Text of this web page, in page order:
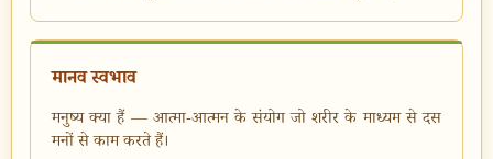
मानव स्वभाव
मनुष्य क्या हैं — आत्मा-आत्मन के संयोग जो शरीर के माध्यम से दस
मनों से काम करते हैं।